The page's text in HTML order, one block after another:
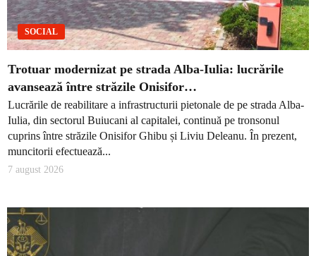
SOCIAL
Trotuar modernizat pe strada Alba-Iulia: lucrările
avansează între străzile Onisifor…
Lucrările de reabilitare a infrastructurii pietonale de pe strada Alba-
Iulia, din sectorul Buiucani al capitalei, continuă pe tronsonul
cuprins între străzile Onisifor Ghibu și Liviu Deleanu. În prezent,
muncitorii efectuează...
7 august 2026